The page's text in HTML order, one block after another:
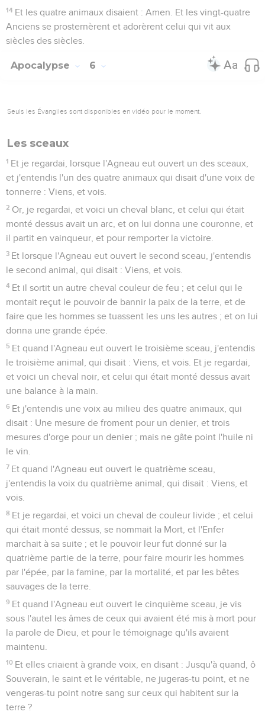
14 Et les quatre animaux disaient : Amen. Et les vingt-quatre
Anciens se prosternèrent et adorèrent celui qui vit aux
siècles des siècles.
Apocalypse 6
Seuls les Évangiles sont disponibles en vidéo pour le moment.
Les sceaux
1 Et je regardai, lorsque l'Agneau eut ouvert un des sceaux,
et j'entendis l'un des quatre animaux qui disait d'une voix de
tonnerre : Viens, et vois.
2 Or, je regardai, et voici un cheval blanc, et celui qui était
monté dessus avait un arc, et on lui donna une couronne, et
il partit en vainqueur, et pour remporter la victoire.
3 Et lorsque l'Agneau eut ouvert le second sceau, j'entendis
le second animal, qui disait : Viens, et vois.
4 Et il sortit un autre cheval couleur de feu ; et celui qui le
montait reçut le pouvoir de bannir la paix de la terre, et de
faire que les hommes se tuassent les uns les autres ; et on lui
donna une grande épée.
5 Et quand l'Agneau eut ouvert le troisième sceau, j'entendis
le troisième animal, qui disait : Viens, et vois. Et je regardai,
et voici un cheval noir, et celui qui était monté dessus avait
une balance à la main.
6 Et j'entendis une voix au milieu des quatre animaux, qui
disait : Une mesure de froment pour un denier, et trois
mesures d'orge pour un denier ; mais ne gâte point l'huile ni
le vin.
7 Et quand l'Agneau eut ouvert le quatrième sceau,
j'entendis la voix du quatrième animal, qui disait : Viens, et
vois.
8 Et je regardai, et voici un cheval de couleur livide ; et celui
qui était monté dessus, se nommait la Mort, et l'Enfer
marchait à sa suite ; et le pouvoir leur fut donné sur la
quatrième partie de la terre, pour faire mourir les hommes
par l'épée, par la famine, par la mortalité, et par les bêtes
sauvages de la terre.
9 Et quand l'Agneau eut ouvert le cinquième sceau, je vis
sous l'autel les âmes de ceux qui avaient été mis à mort pour
la parole de Dieu, et pour le témoignage qu'ils avaient
maintenu.
10 Et elles criaient à grande voix, en disant : Jusqu'à quand, ô
Souverain, le saint et le véritable, ne jugeras-tu point, et ne
vengeras-tu point notre sang sur ceux qui habitent sur la
terre ?